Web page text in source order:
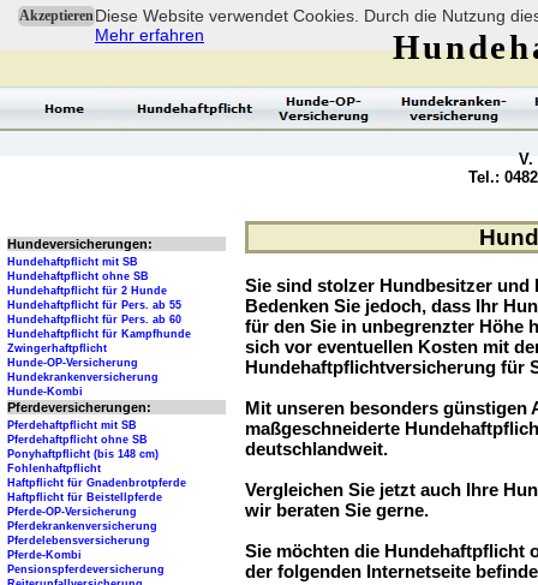
AkzeptierenDiese Website verwendet Cookies. Durch die Nutzung
Mehr erfahren
Sie sind stolzer Hundbesitzer und
Bedenken Sie jedoch, dass Ihr
für den Sie in unbegrenzter Höhe
sich vor eventuellen Kosten mit
Hundehaftpflichtversicherung für
Mit unseren besonders günstigen
maßgeschneiderte
deutschlandweit.
Vergleichen Sie jetzt auch Ihre
wir beraten Sie gerne.
Sie möchten die Hundehaftpflicht
der folgenden Internetseite
V.
Tel.:
Hundeversicherungen:
Hundehaftpflicht mit SB
Hundehaftpflicht ohne SB
Hundehaftpflicht für 2 Hunde
Hundehaftpflicht für Pers. ab 55
Hundehaftpflicht für Pers. ab 60
Hundehaftpflicht für Kampfhunde
Zwingerhaftpflicht
Hunde-OP-Versicherung
Hundekrankenversicherung
Hunde-Kombi
Pferdeversicherungen:
Pferdehaftpflicht mit SB
Pferdehaftpflicht ohne SB
Ponyhaftpflicht (bis 148 cm)
Fohlenhaftpflicht
Haftpflicht für Gnadenbrotpferde
Haftpflicht für Beistellpferde
Pferde-OP-Versicherung
Pferdekrankenversicherung
Pferdelebensversicherung
Pferde-Kombi
Pensionspferdeversicherung